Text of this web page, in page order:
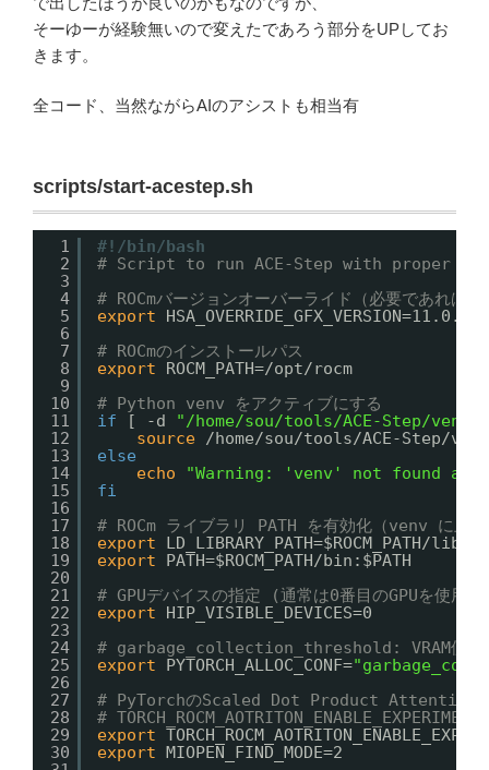
そーゆーが経験無いので変えたであろう部分をUPしてお
きます。
全コード、当然ながらAIのアシストも相当有
scripts/start-acestep.sh
1
2
3
4
5
6
7
8
9
10
11
12
13
14
15
16
17
18
19
20
21
22
23
24
25
26
27
28
29
30
#!/bin/bash
# Script to run ACE-Step with proper
# ROCmバージョンオーバーライド（必要であれば）
export
HSA_OVERRIDE_GFX_VERSION=11.0.2
# ROCmのインストールパス
export
ROCM_PATH=/opt/rocm
# Python venv をアクティブにする
if
[ -d
"/home/sou/tools/ACE-Step/venv"
source /home/sou/tools/ACE-Step/
else
echo
"Warning: 'venv' not found at /
fi
# ROCm ライブラリ PATH を有効化（venv に上書
export
LD_LIBRARY_PATH=$ROCM_PATH/lib
export
PATH=$ROCM_PATH/bin :$PATH
# GPUデバイスの指定 (通常は0番目のGPUを使用)
export
HIP_VISIBLE_DEVICES=0
# garbage_collection_threshold: VRAM使用率
export
PYTORCH_ALLOC_CONF=
# PyTorchのScaled Dot Product Attention
#
export
export MIOPEN_FIND_MODE=2